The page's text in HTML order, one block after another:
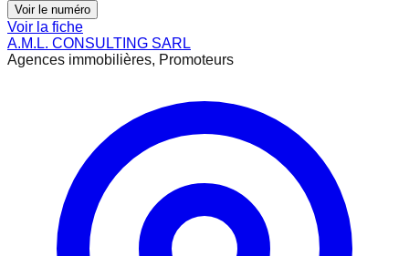
Voir le numéro
Voir la fiche
A.M.L. CONSULTING SARL
Agences immobilières, Promoteurs